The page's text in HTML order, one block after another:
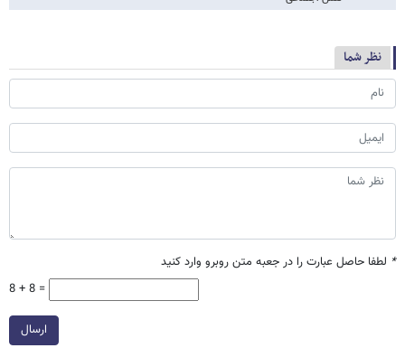
نظر شما
* لطفا حاصل عبارت را در جعبه متن روبرو وارد کنید
8 + 8 =
ارسال